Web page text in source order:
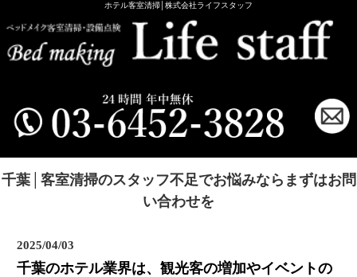
ホテル客室清掃│株式会社ライフスタッフ
千葉│客室清掃のスタッフ不足でお悩みならまずはお問
い合わせを
2025/04/03
千葉のホテル業界は、観光客の増加やイベントの